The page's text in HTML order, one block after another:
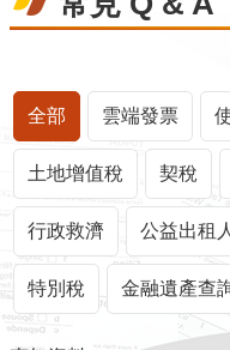
訊
息
公
告
線
上
服
務
全部 雲端發票
土地增值稅 契稅
行政救濟 公益出租人
特別稅 金融遺產查